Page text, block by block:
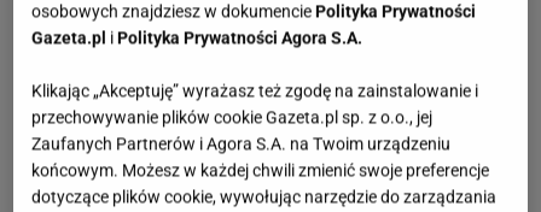
osobowych znajdziesz w dokumencie Polityka Prywatności
Gazeta.pl i Polityka Prywatności Agora S.A.
Klikając „Akceptuję” wyrażasz też zgodę na zainstalowanie i
przechowywanie plików cookie Gazeta.pl sp. z o.o., jej
Zaufanych Partnerów i Agora S.A. na Twoim urządzeniu
końcowym. Możesz w każdej chwili zmienić swoje preferencje
dotyczące plików cookie, wywołując narzędzie do zarządzania